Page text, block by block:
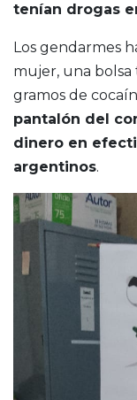
tenían drogas
Los gendarmes
mujer, una
gramos de
pantalón del
dinero en
argentinos.